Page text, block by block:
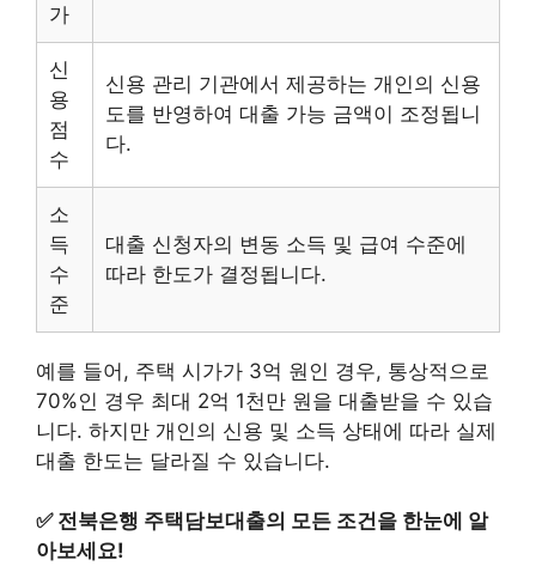
가
신
용
점
수
신용 관리 기관에서 제공하는 개인의 신용
도를 반영하여 대출 가능 금액이 조정됩니
다.
소
득
수
준
대출 신청자의 변동 소득 및 급여 수준에
따라 한도가 결정됩니다.
예를 들어, 주택 시가가 3억 원인 경우, 통상적으로
70%인 경우 최대 2억 1천만 원을 대출받을 수 있습
니다. 하지만 개인의 신용 및 소득 상태에 따라 실제
대출 한도는 달라질 수 있습니다.
✅ 전북은행 주택담보대출의 모든 조건을 한눈에 알
아보세요!